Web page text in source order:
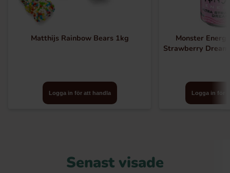
Matthijs Rainbow Bears 1kg
Logga in för att handla
Monster
Strawberry
Logga in för
Senast visade